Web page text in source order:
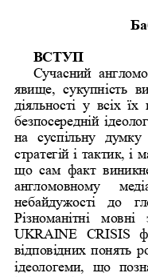
ВСТУП
Сучасний
явище,  сукупність
діяльності  у  всіх
безпосередній
на  суспільну  думку
стратегій і тактик, і
що  сам  факт
англомовному
небайдужості  до
Різноманітні
UKRAINE  CRISIS
відповідних понять
ідеологеми,  що